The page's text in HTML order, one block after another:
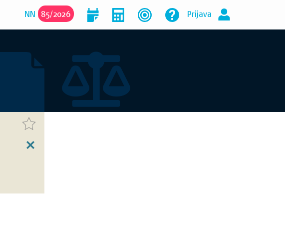
NN 85/2026 Prijava